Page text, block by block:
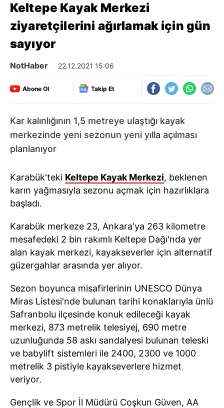
Keltepe Kayak Merkezi
ziyaretçilerini ağırlamak için gün
sayıyor
NotHaber 22.12.2021 15:06
Abone Ol Takip Et
Kar kalınlığının 1,5 metreye ulaştığı kayak
merkezinde yeni sezonun yeni yılla açılması
planlanıyor
Karabük'teki Keltepe Kayak Merkezi, beklenen
karın yağmasıyla sezonu açmak için hazırlıklara
başladı.
Karabük merkeze 23, Ankara'ya 263 kilometre
mesafedeki 2 bin rakımlı Keltepe Dağı'nda yer
alan kayak merkezi, kayakseverler için alternatif
güzergahlar arasında yer alıyor.
Sezon boyunca misafirlerinin UNESCO Dünya
Miras Listesi'nde bulunan tarihi konaklarıyla ünlü
Safranbolu ilçesinde konuk edileceği kayak
merkezi, 873 metrelik telesiyej, 690 metre
uzunluğunda 58 askı sandalyesi bulunan teleski
ve babylift sistemleri ile 2400, 2300 ve 1000
metrelik 3 pistiyle kayakseverlere hizmet
veriyor. ​​​​​​​
Gençlik ve Spor İl Müdürü Coşkun Güven, AA